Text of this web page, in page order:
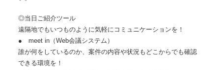
◎当日ご紹介ツール
遠隔地でもいつものように気軽にコミュニケーションを！
● meet in（Web会議システム）
誰が何をしているのか、案件の内容や状況もどこからでも確認
できる環境を！